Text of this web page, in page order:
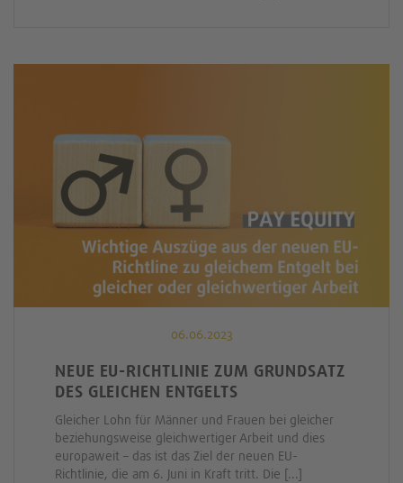
06.06.2023
NEUE EU-RICHTLINIE ZUM GRUNDSATZ
DES GLEICHEN ENTGELTS
Gleicher Lohn für Männer und Frauen bei gleicher
beziehungsweise gleichwertiger Arbeit und dies
europaweit – das ist das Ziel der neuen EU-
Richtlinie, die am 6. Juni in Kraft tritt. Die [...]